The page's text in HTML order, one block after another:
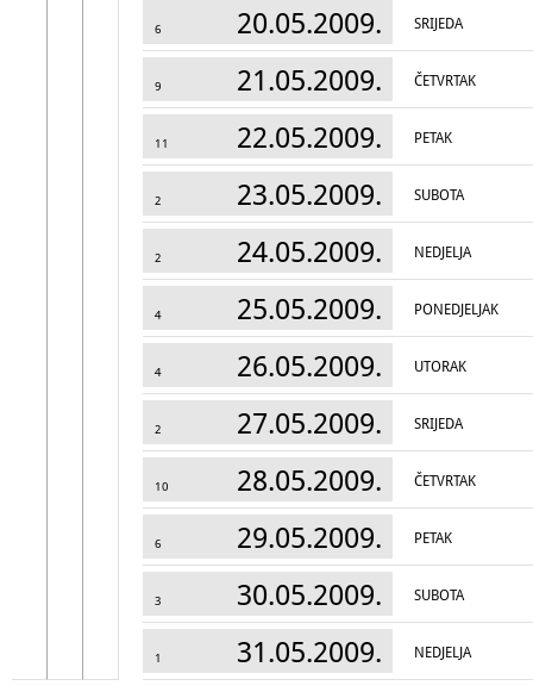
6 20.05.2009. SRIJEDA
9 21.05.2009. ČETVRTAK
11 22.05.2009. PETAK
2 23.05.2009. SUBOTA
2 24.05.2009. NEDJELJA
4 25.05.2009. PONEDJELJAK
4 26.05.2009. UTORAK
2 27.05.2009. SRIJEDA
10 28.05.2009. ČETVRTAK
6 29.05.2009. PETAK
3 30.05.2009. SUBOTA
1 31.05.2009. NEDJELJA